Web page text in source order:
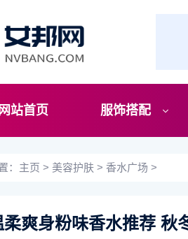
网站首页 服饰搭配
： 主页 > 美容护肤 > 香水广场 >
柔爽身粉味香水推荐 秋